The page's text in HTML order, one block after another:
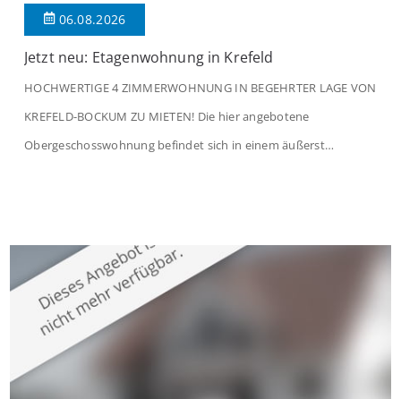
06.08.2026
Jetzt neu: Etagenwohnung in Krefeld
HOCHWERTIGE 4 ZIMMERWOHNUNG IN BEGEHRTER LAGE VON
KREFELD-BOCKUM ZU MIETEN! Die hier angebotene
Obergeschosswohnung befindet sich in einem äußerst
großzügige Räume und eine hochwertige Ausstattung, die
modernen Wohnkomfort mit einem stilvollen Ambiente
verbindet. Der […]